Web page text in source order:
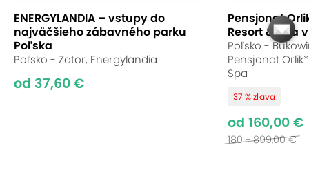
ENERGYLANDIA – vstupy do
najväčšieho zábavného parku
Poľska
Poľsko - Zator, Energylandia
od 37,60 €
Pensjonat
Resort & Spa
Poľsko -
Pensjonat
Spa
37 % zľava
od 160,00 €
180 - 899,00 €